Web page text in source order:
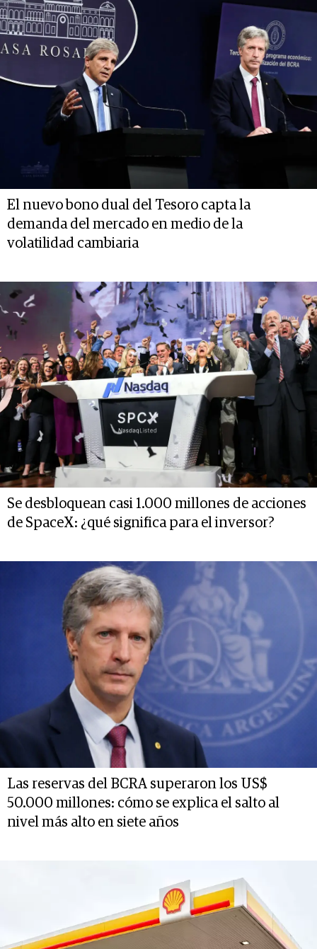
El nuevo bono dual del Tesoro capta la
demanda del mercado en medio de la
volatilidad cambiaria
Se desbloquean casi 1.000 millones de acciones
de SpaceX: ¿qué significa para el inversor?
Las reservas del BCRA superaron los US$
50.000 millones: cómo se explica el salto al
nivel más alto en siete años